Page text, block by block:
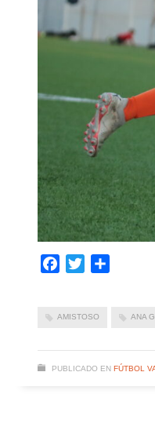
Facebook
Twitter
AMISTOSO ANA
PUBLICADO EN FÚTBOL